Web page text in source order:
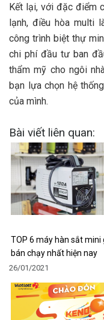
Kết lại, với đặc điểm
lạnh, điều hòa multi
công trình biệt thự
chi phí đầu tư ban
thẩm mỹ cho ngôi
bạn lựa chọn hệ
của mình.
Bài viết liên quan:
TOP 6 máy hàn sắt mini
bán chạy nhất hiện nay
26/01/2021